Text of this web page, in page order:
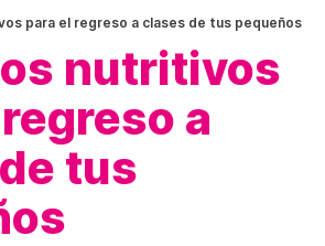
para el regreso a clases de tus pequeños
nutritivos
a
tus